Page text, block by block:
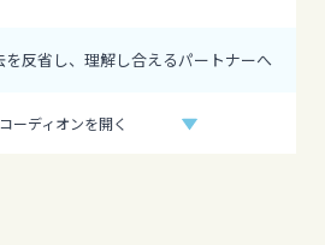
反省し、理解し合えるパートナーへ
ーディオンを開く